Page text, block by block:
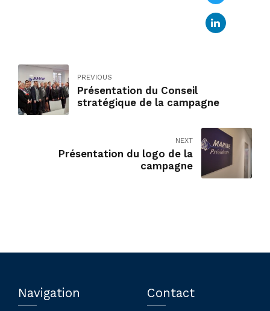
PREVIOUS
Présentation du Conseil
stratégique de la campagne
NEXT
Présentation du logo de la
campagne
Navigation Contact